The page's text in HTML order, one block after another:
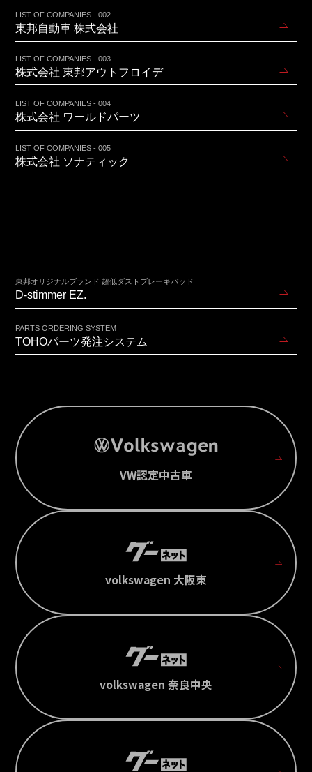
LIST OF COMPANIES - 002
東邦自動車 株式会社
LIST OF COMPANIES - 003
株式会社 東邦アウトフロイデ
LIST OF COMPANIES - 004
株式会社 ワールドパーツ
LIST OF COMPANIES - 005
株式会社 ソナティック
東邦オリジナルブランド 超低ダストブレーキパッド
D-stimmer EZ.
PARTS ORDERING SYSTEM
TOHOパーツ発注システム
VW認定中古車
volkswagen 大阪東
volkswagen 奈良中央